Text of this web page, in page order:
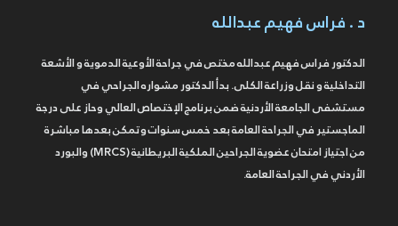
د . فراس فهيم عبدالله
الدكتور فراس فهيم عبدالله مختص في جراحة الأوعية الدموية و الأشعة
التداخلية و نقل وزراعة الكلى. بدأ الدكتور مشواره الجراحي في
مستشفى الجامعة الأردنية ضمن برنامج الإختصاص العالي وحاز على درجة
الماجستير في الجراحة العامة بعد خمس سنوات وتمكن بعدها مباشرة
من اجتياز امتحان عضوية الجراحين الملكية البريطانية (MRCS) والبورد
الأردني في الجراحة العامة.